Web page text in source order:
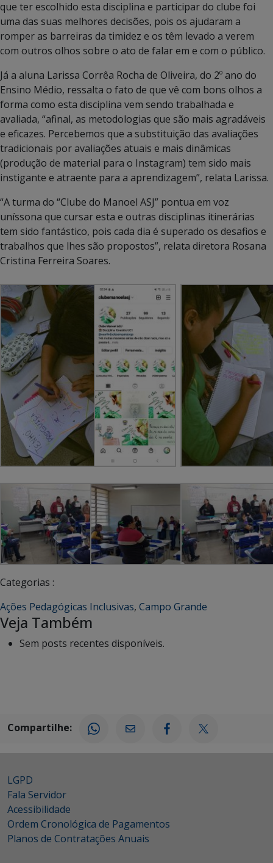
que ter escolhido esta disciplina e participar do clube foi
uma das suas melhores decisões, pois os ajudaram a
romper as barreiras da timidez e os têm levado a verem
com outros olhos sobre o ato de falar em e com o público.
Já a aluna Larissa Corrêa Rocha de Oliveira, do 2º ano do
Ensino Médio, ressalta o fato de que vê com bons olhos a
forma como esta disciplina vem sendo trabalhada e
avaliada, “afinal, as metodologias que são mais agradáveis
e eficazes. Percebemos que a substituição das avaliações
tradicionais por avaliações atuais e mais dinâmicas
(produção de material para o Instagram) tem sido mais
instigante e atraente para a aprendizagem”, relata Larissa.
“A turma do “Clube do Manoel ASJ” pontua em voz
uníssona que cursar esta e outras disciplinas itinerárias
tem sido fantástico, pois cada dia é superado os desafios e
trabalhos que lhes são propostos”, relata diretora Rosana
Cristina Ferreira Soares.
Categorias :
Ações Pedagógicas Inclusivas, Campo Grande
Veja Também
Sem posts recentes disponíveis.
Compartilhe:
LGPD
Fala Servidor
Acessibilidade
Ordem Cronológica de Pagamentos
Planos de Contratações Anuais